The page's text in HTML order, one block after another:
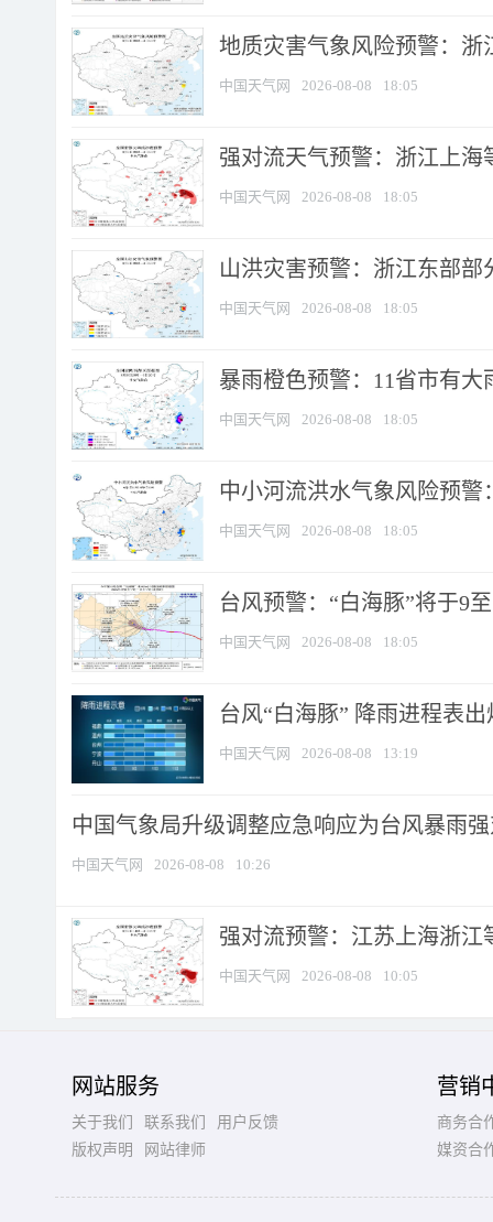
地质灾害气象风险预警：
中国天气网 2026-08-08 18:05
强对流天气预警：浙江上海
中国天气网 2026-08-08 18:05
山洪灾害预警：浙江东部
中国天气网 2026-08-08 18:05
暴雨橙色预警：11省市有
中国天气网 2026-08-08 18:05
中小河流洪水气象风险预
中国天气网 2026-08-08 18:05
台风预警：“白海豚”将于9
中国天气网 2026-08-08 18:05
台风“白海豚” 降雨进程表
中国天气网 2026-08-08 13:19
中国气象局升级调整应急响应为台风暴雨
中国天气网 2026-08-08 10:26
强对流预警：江苏上海浙江
中国天气网 2026-08-08 10:05
网站服务
关于我们 联系我们
用户反馈
版权声明
网站律师
营销
商务合
媒资合